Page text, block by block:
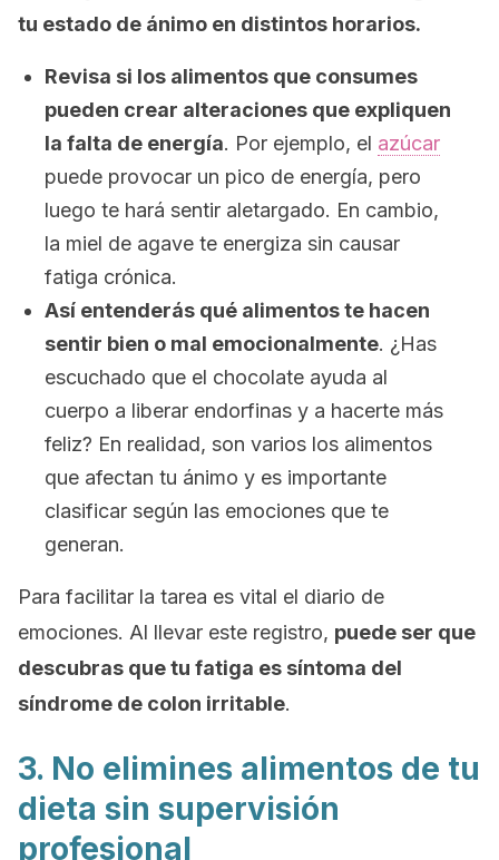
tu estado de ánimo en distintos horarios.
Revisa si los alimentos que consumes
pueden crear alteraciones que expliquen
la falta de energía. Por ejemplo, el azúcar
puede provocar un pico de energía, pero
luego te hará sentir aletargado. En cambio,
la miel de agave te energiza sin causar
fatiga crónica.
Así entenderás qué alimentos te hacen
sentir bien o mal emocionalmente. ¿Has
escuchado que el chocolate ayuda al
cuerpo a liberar endorfinas y a hacerte más
feliz? En realidad, son varios los alimentos
que afectan tu ánimo y es importante
clasificar según las emociones que te
generan.
Para facilitar la tarea es vital el diario de
emociones. Al llevar este registro, puede ser que
descubras que tu fatiga es síntoma del
síndrome de colon irritable.
3. No elimines alimentos de tu
dieta sin supervisión
profesional